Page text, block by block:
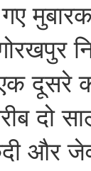
दूसरे
दो
और